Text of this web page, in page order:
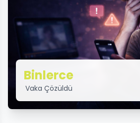
Binlerce
Vaka Çözüldü